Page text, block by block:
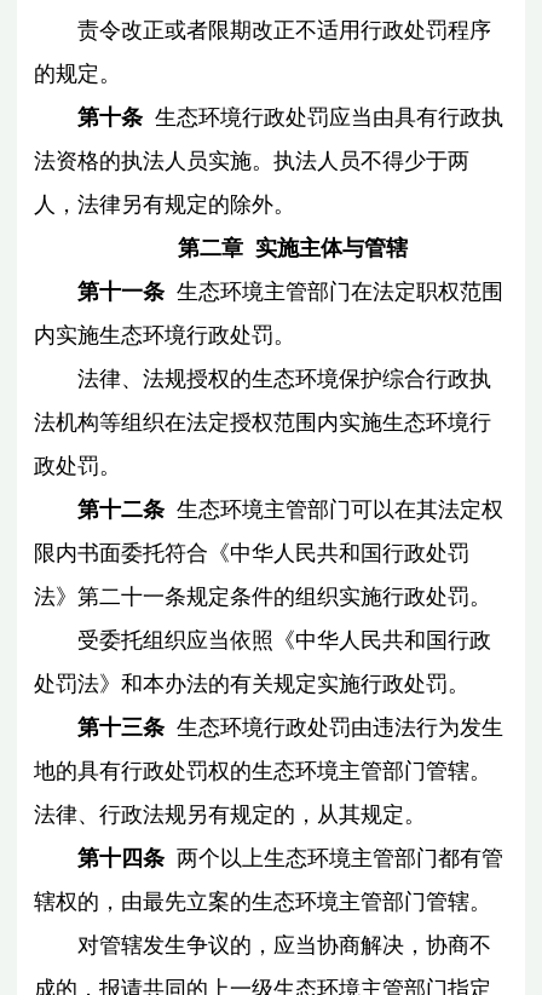
责令改正或者限期改正不适用行政处罚程序
的规定。
第十条 生态环境行政处罚应当由具有行政执
法资格的执法人员实施。执法人员不得少于两
人，法律另有规定的除外。
第二章 实施主体与管辖
第十一条 生态环境主管部门在法定职权范围
内实施生态环境行政处罚。
法律、法规授权的生态环境保护综合行政执
法机构等组织在法定授权范围内实施生态环境行
政处罚。
第十二条 生态环境主管部门可以在其法定权
限内书面委托符合《中华人民共和国行政处罚
法》第二十一条规定条件的组织实施行政处罚。
受委托组织应当依照《中华人民共和国行政
处罚法》和本办法的有关规定实施行政处罚。
第十三条 生态环境行政处罚由违法行为发生
地的具有行政处罚权的生态环境主管部门管辖。
法律、行政法规另有规定的，从其规定。
第十四条 两个以上生态环境主管部门都有管
辖权的，由最先立案的生态环境主管部门管辖。
对管辖发生争议的，应当协商解决，协商不
成的，报请共同的上一级生态环境主管部门指定